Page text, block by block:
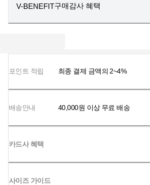
V-BENEFIT구매감사 혜택
포인트 적립 최종 결제 금액의 2~4%
배송안내 40,000원 이상 무료 배송
카드사 혜택
사이즈 가이드